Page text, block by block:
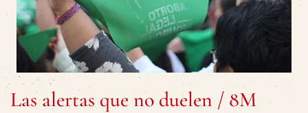
Las alertas que no duelen / 8M